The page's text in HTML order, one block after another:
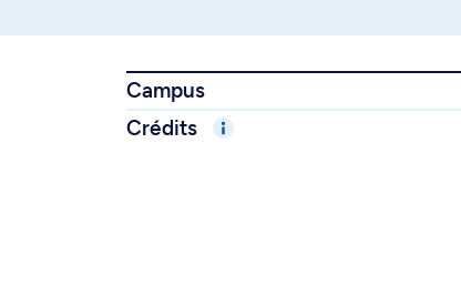
Campus
Crédits